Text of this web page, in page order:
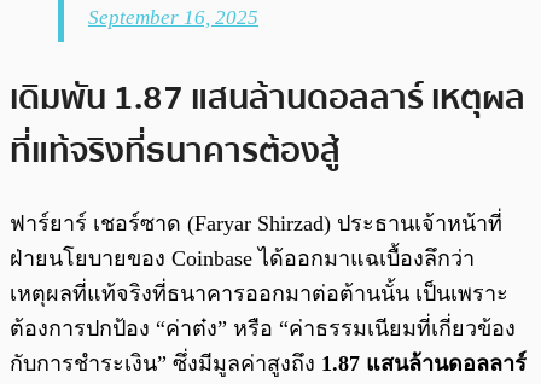
September 16, 2025
เดิมพัน 1.87 แสนล้านดอลลาร์ เหตุผล
ที่แท้จริงที่ธนาคารต้องสู้
ฟาร์ยาร์ เชอร์ซาด (Faryar Shirzad) ประธานเจ้าหน้าที่
ฝ่ายนโยบายของ Coinbase ได้ออกมาแฉเบื้องลึกว่า
เหตุผลที่แท้จริงที่ธนาคารออกมาต่อต้านนั้น เป็นเพราะ
ต้องการปกป้อง “ค่าต๋ง” หรือ “ค่าธรรมเนียมที่เกี่ยวข้อง
กับการชำระเงิน” ซึ่งมีมูลค่าสูงถึง 1.87 แสนล้านดอลลาร์